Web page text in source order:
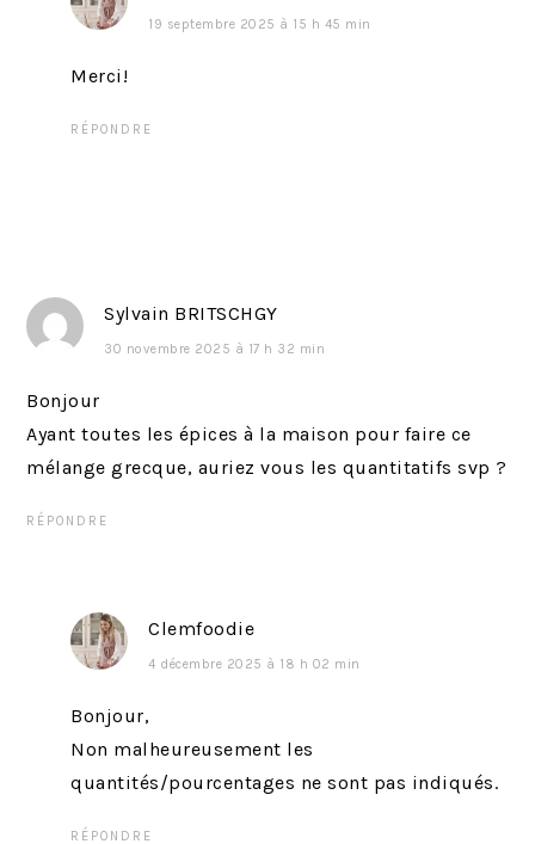
19 septembre 2025 à 15 h 45 min
Merci!
RÉPONDRE
Sylvain BRITSCHGY
30 novembre 2025 à 17 h 32 min
Bonjour
Ayant toutes les épices à la maison pour faire ce
mélange grecque, auriez vous les quantitatifs svp ?
RÉPONDRE
Clemfoodie
4 décembre 2025 à 18 h 02 min
Bonjour,
Non malheureusement les
quantités/pourcentages ne sont pas indiqués.
RÉPONDRE